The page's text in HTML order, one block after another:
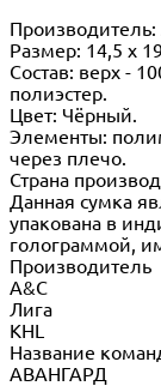
Размер: 14,5 x
Состав: верх -
полиэстер.
Цвет: Чёрный.
Элементы:
через плечо.
Страна
Данная сумка
упакована в
голограммой,
Производитель
A&C
Лига
KHL
Название
АВАНГАРД